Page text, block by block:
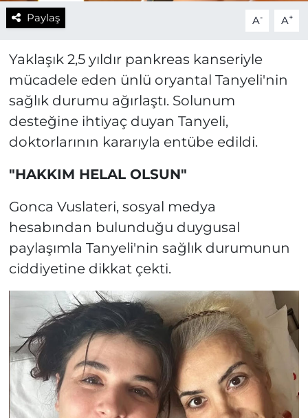
Paylaş A- A+
Yaklaşık 2,5 yıldır pankreas kanseriyle
mücadele eden ünlü oryantal Tanyeli'nin
sağlık durumu ağırlaştı. Solunum
desteğine ihtiyaç duyan Tanyeli,
doktorlarının kararıyla entübe edildi.
"HAKKIM HELAL OLSUN"
Gonca Vuslateri, sosyal medya
hesabından bulunduğu duygusal
paylaşımla Tanyeli'nin sağlık durumunun
ciddiyetine dikkat çekti.